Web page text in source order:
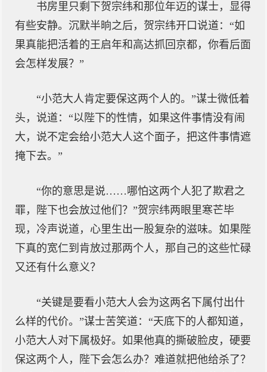
书房里只剩下贺宗纬和那位年迈的谋士，显得
有些安静。沉默半晌之后，贺宗纬开口说道：“如
果真能把活着的王启年和高达抓回京都，你看后面
会怎样发展？”
“小范大人肯定要保这两个人的。”谋士微低着
头，说道：“以陛下的性情，如果这件事情没有闹
大，说不定会给小范大人这个面子，把这件事情遮
掩下去。”
“你的意思是说……哪怕这两个人犯了欺君之
罪，陛下也会放过他们？”贺宗纬两眼里寒芒毕
现，冷声说道，心里生出一股复杂的滋味。如果陛
下真的宽仁到肯放过那两个人，那自己的这些忙碌
又还有什么意义？
“关键是要看小范大人会为这两名下属付出什
么样的代价。”谋士苦笑道：“天底下的人都知道，
小范大人对下属极好。如果他真的撕破脸皮，硬要
保这两个人，陛下会怎么办？难道就把他给杀了？